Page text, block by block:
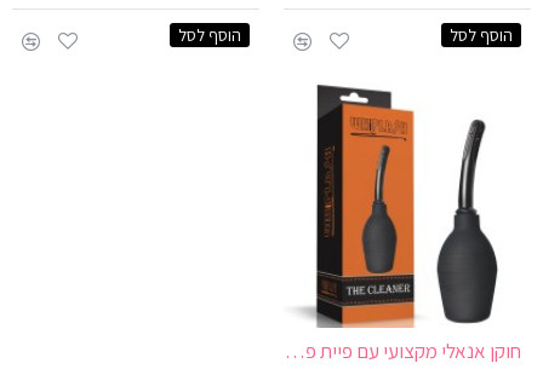
הוסף לסל הוסף לסל
חוקן אנאלי מקצועי עם פיית פלסטיק | THE CLEANER